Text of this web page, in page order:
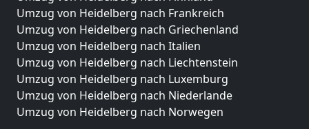
Umzug von Heidelberg nach Frankreich
Umzug von Heidelberg nach Griechenland
Umzug von Heidelberg nach Italien
Umzug von Heidelberg nach Liechtenstein
Umzug von Heidelberg nach Luxemburg
Umzug von Heidelberg nach Niederlande
Umzug von Heidelberg nach Norwegen